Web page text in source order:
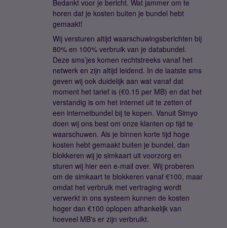
Bedankt voor je bericht. Wat jammer om te
horen dat je kosten buiten je bundel hebt
gemaakt!
Wij versturen altijd waarschuwingsberichten bij
80% en 100% verbruik van je databundel.
Deze sms’jes komen rechtstreeks vanaf het
netwerk en zijn altijd leidend. In de laatste sms
geven wij ook duidelijk aan wat vanaf dat
moment het tarief is (€0.15 per MB) en dat het
verstandig is om het internet uit te zetten of
een internetbundel bij te kopen. Vanuit Simyo
doen wij ons best om onze klanten op tijd te
waarschuwen. Als je binnen korte tijd hoge
kosten hebt gemaakt buiten je bundel, dan
blokkeren wij je simkaart uit voorzorg en
sturen wij hier een e-mail over. Wij proberen
om de simkaart te blokkeren vanaf €100, maar
omdat het verbruik met vertraging wordt
verwerkt in ons systeem kunnen de kosten
hoger dan €100 oplopen afhankelijk van
hoeveel MB's er zijn verbruikt.